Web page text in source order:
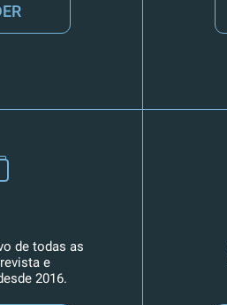
de todas as
e
2016.